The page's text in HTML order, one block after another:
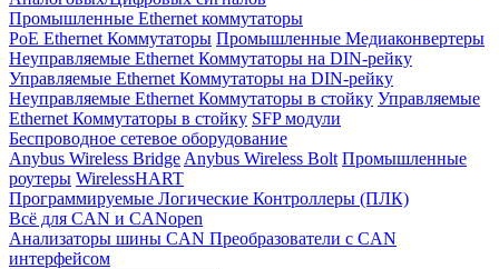
Промышленные Ethernet коммутаторы
PoE Ethernet Коммутаторы Промышленные Медиаконвертеры
Неуправляемые Ethernet Коммутаторы на DIN-рейку
Управляемые Ethernet Коммутаторы на DIN-рейку
Неуправляемые Ethernet Коммутаторы в стойку Управляемые
Ethernet Коммутаторы в стойку SFP модули
Беспроводное сетевое оборудование
Anybus Wireless Bridge Anybus Wireless Bolt Промышленные
роутеры WirelessHART
Программируемые Логические Контроллеры (ПЛК)
Всё для CAN и CANopen
Анализаторы шины CAN Преобразователи с CAN
интерфейсом